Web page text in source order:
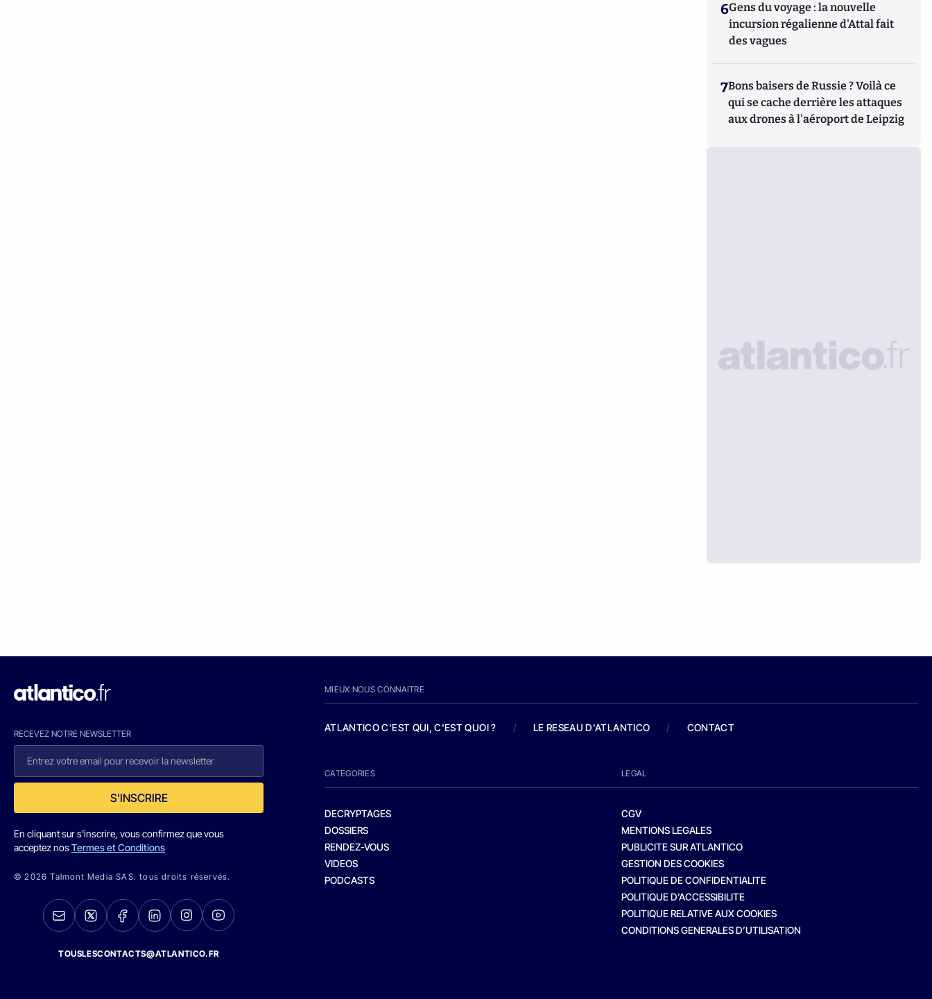
6Gens du voyage : la nouvelle
incursion régalienne d'Attal fait
des vagues
7Bons baisers de Russie ? Voilà ce
qui se cache derrière les attaques
aux drones à l'aéroport de Leipzig
RECEVEZ NOTRE NEWSLETTER
S'INSCRIRE
En cliquant sur s'inscrire, vous confirmez que vous
acceptez nosTermes et Conditions
© 2026 Talmont Media SAS. tous droits réservés.
TOUSLESCONTACTS@ATLANTICO.FR
MIEUX NOUS CONNAITRE
ATLANTICO C'EST QUI, C'EST QUOI ? / LE RESEAU D'ATLANTICO / CONTACT
CATEGORIES
DECRYPTAGES
DOSSIERS
RENDEZ-VOUS
VIDEOS
PODCASTS
LEGAL
CGV
MENTIONS LEGALES
PUBLICITE SUR ATLANTICO
GESTION DES COOKIES
POLITIQUE DE CONFIDENTIALITE
POLITIQUE D’ACCESSIBILITE
POLITIQUE RELATIVE AUX COOKIES
CONDITIONS GENERALES D’UTILISATION